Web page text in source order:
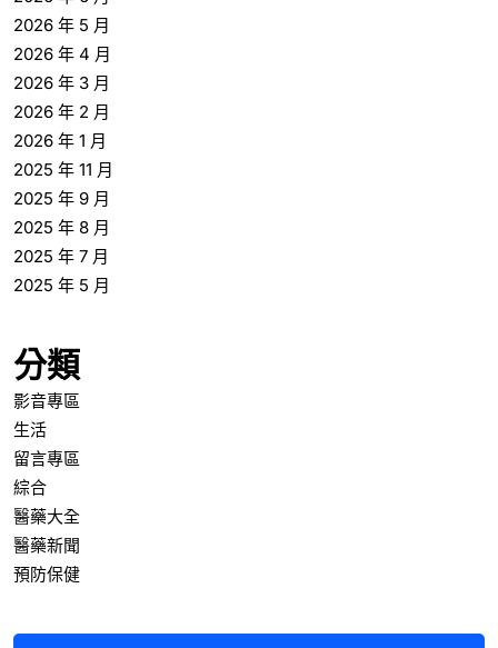
2026 年 5 月
2026 年 4 月
2026 年 3 月
2026 年 2 月
2026 年 1 月
2025 年 11 月
2025 年 9 月
2025 年 8 月
2025 年 7 月
2025 年 5 月
分類
影音專區
生活
留言專區
綜合
醫藥大全
醫藥新聞
預防保健